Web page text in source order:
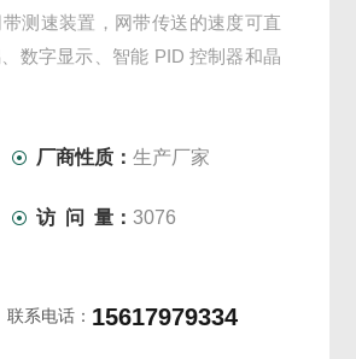
测速装置，网带传送的速度可直
数字显示、智能 PID 控制器和晶
厂商性质：生产厂家
访 问 量：3076
联系电话： 15617979334